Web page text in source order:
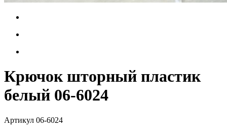
Крючок шторный пластик
белый 06-6024
Артикул 06-6024